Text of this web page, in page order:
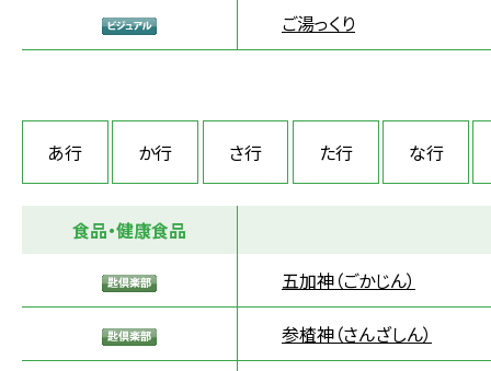
ご湯っくり
あ行 か行 さ行 た行 な行
食品・健康食品
五加神（ごかじん）
参楂神（さんざしん）